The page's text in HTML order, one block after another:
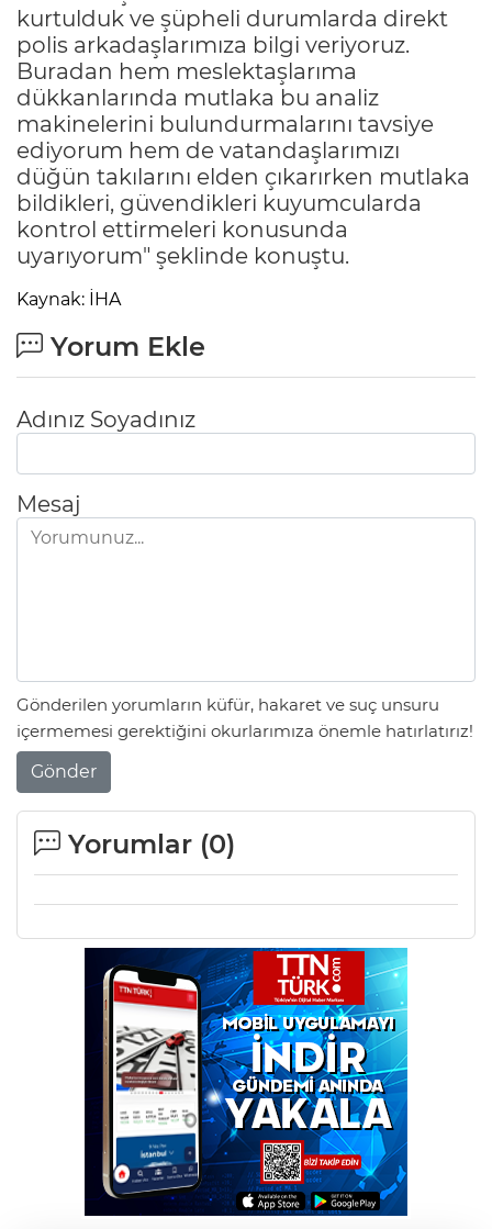
kurtulduk ve şüpheli durumlarda direkt
polis arkadaşlarımıza bilgi veriyoruz.
Buradan hem meslektaşlarıma
dükkanlarında mutlaka bu analiz
makinelerini bulundurmalarını tavsiye
ediyorum hem de vatandaşlarımızı
düğün takılarını elden çıkarırken mutlaka
bildikleri, güvendikleri kuyumcularda
kontrol ettirmeleri konusunda
uyarıyorum" şeklinde konuştu.
Kaynak: İHA
Yorum Ekle
Adınız Soyadınız
Mesaj
Gönderilen yorumların küfür, hakaret ve suç unsuru
içermemesi gerektiğini okurlarımıza önemle hatırlatırız!
Gönder
Yorumlar (0)